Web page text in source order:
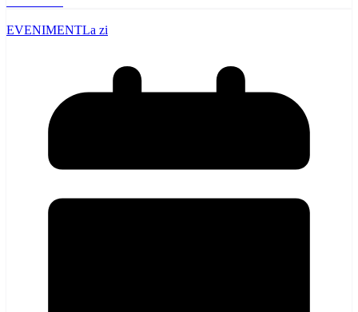
EVENIMENTLa zi